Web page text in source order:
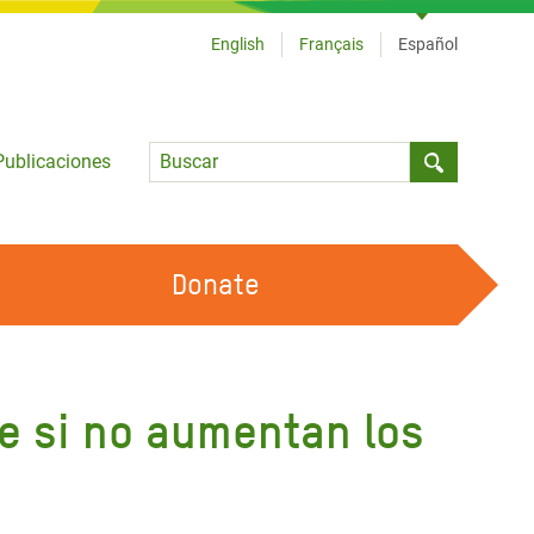
Language
English Français Español
HAZ VOLUNTARIADO
Donate
si no aumentan los